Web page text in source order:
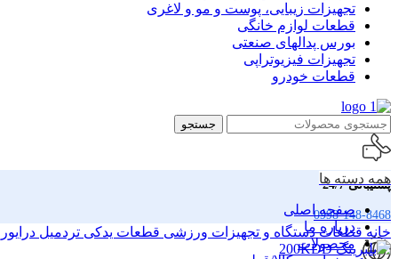
تجهیزات زیبایی، پوست و مو و لاغری
قطعات لوازم خانگی
بورس پدالهای صنعتی
تجهیزات فیزیوتراپی
قطعات خودرو
جستجو
پشتیبانی 24/7
0998-148-8468
همه دسته ها
صفحه اصلی
درباره ما
محصولات
خانه قطعات دستگاه و تجهیزات ورزشی قطعات یدکی تردمیل